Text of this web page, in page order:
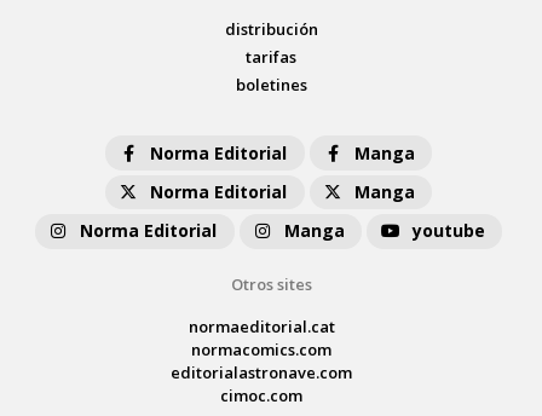
distribución
tarifas
boletines
Norma Editorial
Manga
Norma Editorial
Manga
Norma Editorial
Manga youtube
Otros sites
normaeditorial.cat
normacomics.com
editorialastronave.com
cimoc.com